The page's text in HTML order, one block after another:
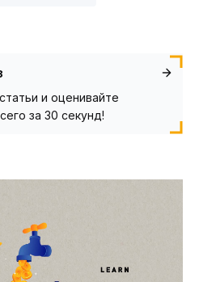
и оценивайте
за 30 секунд!